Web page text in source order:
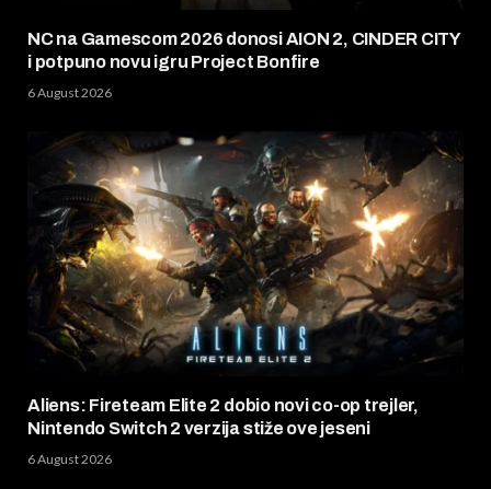
NC na Gamescom 2026 donosi AION 2, CINDER CITY
i potpuno novu igru Project Bonfire
6 August 2026
Aliens: Fireteam Elite 2 dobio novi co-op trejler,
Nintendo Switch 2 verzija stiže ove jeseni
6 August 2026